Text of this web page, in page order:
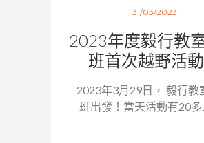
31/03/2023
2023年度毅行教
班首次越野活動
2023年3月29日， 毅行教
班出發！當天活動有20多